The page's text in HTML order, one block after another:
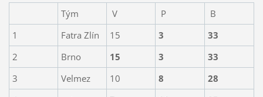
Tým V P
B
1
Fatra Zlín 15 3
33
2
Brno 15 3
33
3
Velmez 10 8
28